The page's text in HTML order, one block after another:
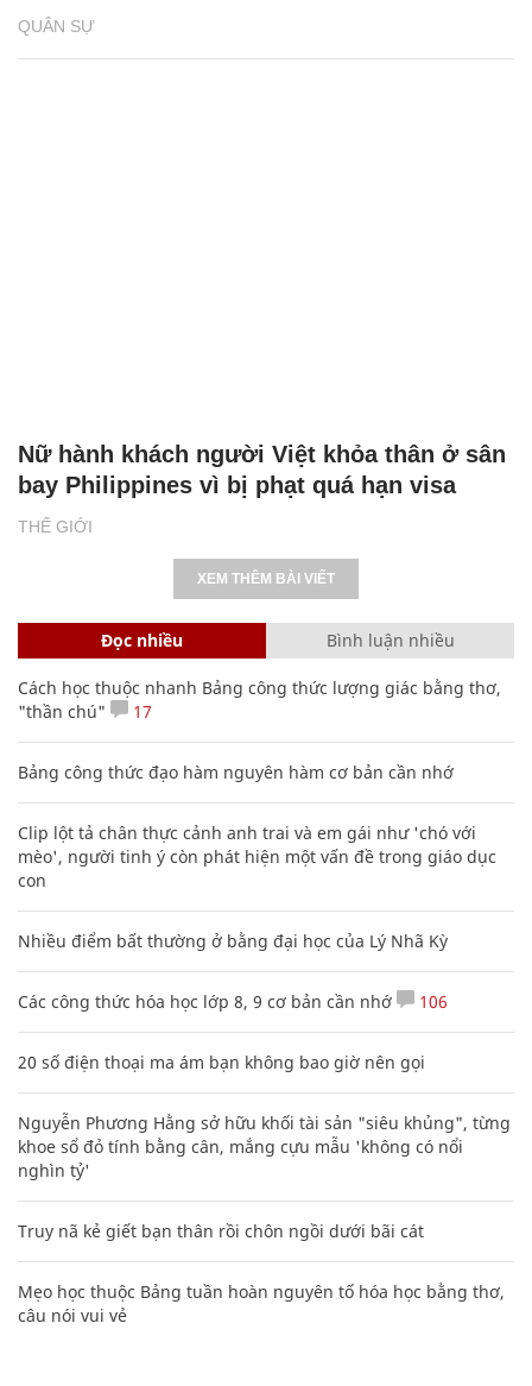
QUÂN SỰ
THẾ GIỚI
Nữ hành khách người Việt khỏa thân ở sân
bay Philippines vì bị phạt quá hạn visa
XEM THÊM BÀI VIẾT
Đọc nhiều Bình luận nhiều
Cách học thuộc nhanh Bảng công thức lượng giác bằng thơ,
"thần chú"
17
Bảng công thức đạo hàm nguyên hàm cơ bản cần nhớ
Clip lột tả chân thực cảnh anh trai và em gái như 'chó với
mèo', người tinh ý còn phát hiện một vấn đề trong giáo dục
con
Nhiều điểm bất thường ở bằng đại học của Lý Nhã Kỳ
Các công thức hóa học lớp 8, 9 cơ bản cần nhớ 106
20 số điện thoại ma ám bạn không bao giờ nên gọi
Nguyễn Phương Hằng sở hữu khối tài sản "siêu khủng", từng
khoe sổ đỏ tính bằng cân, mắng cựu mẫu 'không có nổi
nghìn tỷ'
Truy nã kẻ giết bạn thân rồi chôn ngồi dưới bãi cát
Mẹo học thuộc Bảng tuần hoàn nguyên tố hóa học bằng thơ,
câu nói vui vẻ